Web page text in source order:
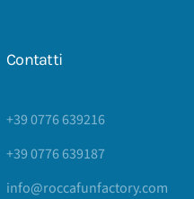
Contatti
+39 0776 639216
+39 0776 639187
info@roccafunfactory.com